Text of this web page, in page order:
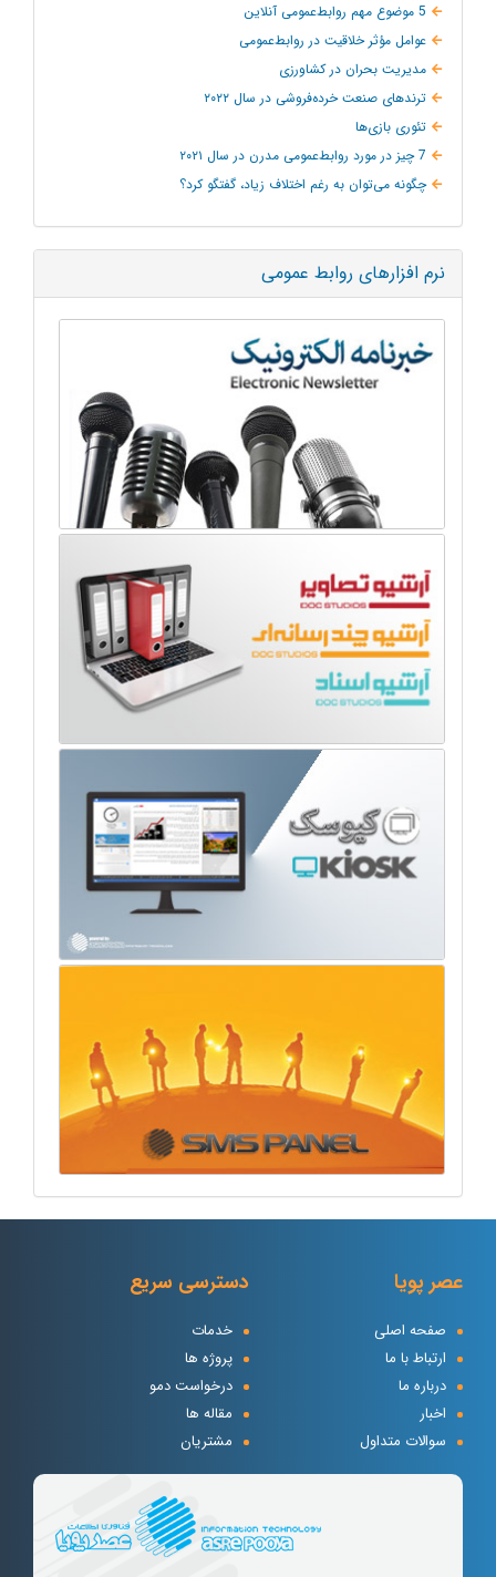
5 موضوع مهم روابط‌عمومی آنلاین
عوامل مؤثر خلاقیت در روابط‌عمومی
مدیریت بحران در کشاورزی
ترند‌های صنعت خرده‌فروشی در سال ۲۰۲۲
تئوری بازی‌ها
7 چیز در مورد روابط‌عمومی مدرن در سال ۲۰۲۱
چگونه می‌توان به‌ رغم اختلاف زیاد، گفتگو کرد؟
نرم افزارهای روابط عمومی
عصر پویا
صفحه اصلی
ارتباط با ما
درباره ما
اخبار
سوالات متداول
دسترسی سریع
خدمات
پروژه ها
درخواست دمو
مقاله ها
مشتریان